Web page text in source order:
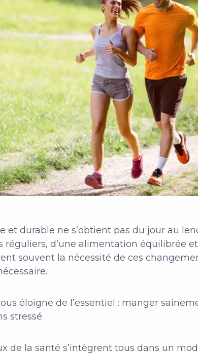
et durable ne s’obtient pas du jour au
réguliers, d’une alimentation équilibrée
souvent la nécessité de ces
éloigne de l’essentiel : manger
stressé.
de la santé s’intègrent tous dans un